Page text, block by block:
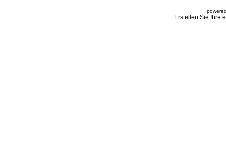
Erstellen Sie Ihre